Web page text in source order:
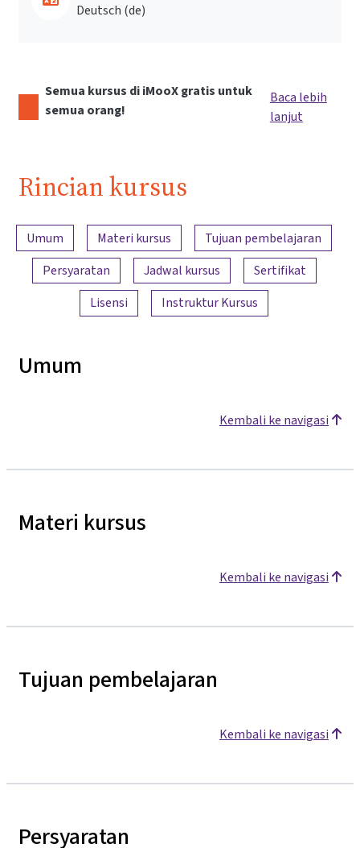
Deutsch ‎(de)‎
Semua kursus di iMooX gratis untuk
semua orang!
Baca lebih
lanjut
Rincian kursus
Ringkasan konten
Umum Materi kursus
Tujuan pembelajaran
Persyaratan
Jadwal kursus
Sertifikat
Lisensi
Instruktur Kursus
Umum
Kembali ke navigasi
Materi kursus
Kembali ke navigasi
Tujuan pembelajaran
Kembali ke navigasi
Persyaratan